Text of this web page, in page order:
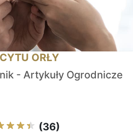
ORŁY
- Artykuły Ogrodnicze
(36)